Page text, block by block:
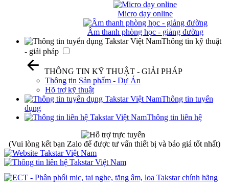
Micro dạy online
Âm thanh phòng học - giảng đường
Thông tin kỹ thuật
- giải pháp
THÔNG TIN KỸ THUẬT - GIẢI PHÁP
Thông tin Sản phẩm - Dự Án
Hõ trợ kỹ thuật
Thông tin tuyển
dụng
Thông tin liên hệ
(Vui lòng kết bạn Zalo để được tư vấn thiết bị và báo giá tốt nhất)